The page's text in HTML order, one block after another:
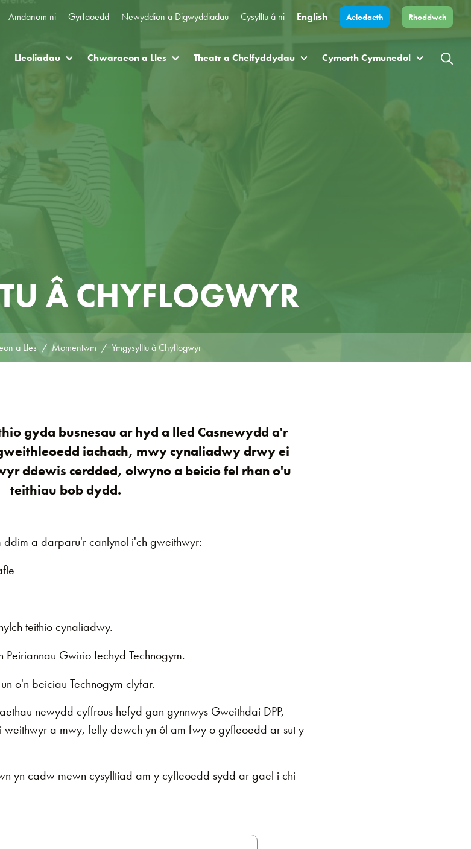
Amdanom ni Gyrfaoedd Newyddion a Digwyddiadau Cysylltu â ni English Aelodaeth Rhoddwch
Lleoliadau Chwaraeon a Lles Theatr a Chelfyddydau Cymorth Cymunedol
Â CHYFLOGWYR
a Lles Momentwm Ymgysylltu â Chyflogwyr
gyda busnesau ar hyd a lled Casnewydd a'r
iachach, mwy cynaliadwy drwy ei
ddewis cerdded, olwyno a beicio fel rhan o'u
teithiau bob dydd.
ddim a darparu'r canlynol i'ch gweithwyr:
teithio cynaliadwy.
Gwirio Iechyd Technogym.
o'n beiciau Technogym clyfar.
newydd cyffrous hefyd gan gynnwys Gweithdai DPP,
a mwy, felly dewch yn ôl am fwy o gyfleoedd ar sut y
yn cadw mewn cysylltiad am y cyfleoedd sydd ar gael i chi